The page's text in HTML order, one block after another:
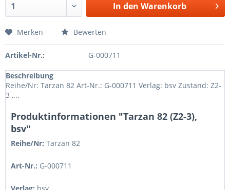
In den Warenkorb
Merken Bewerten
Artikel-Nr.: G-000711
Beschreibung
Reihe/Nr: Tarzan 82 Art-Nr.: G-000711 Verlag: bsv Zustand: Z2-
3 ,...
Produktinformationen "Tarzan 82 (Z2-3),
bsv"
Reihe/Nr: Tarzan 82
Art-Nr.: G-000711